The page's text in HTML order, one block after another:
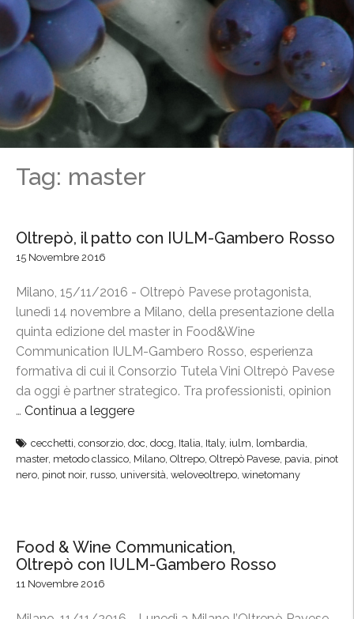
Tag: master
Oltrepò, il patto con IULM-Gambero Rosso
15 Novembre 2016
Milano, 15/11/2016 - Oltrepò Pavese protagonista,
lunedì 14 novembre a Milano, della presentazione della
quinta edizione del master in Food&Wine
Communication IULM-Gambero Rosso, esperienza
formativa di cui il Consorzio Tutela Vini Oltrepò Pavese
da oggi è partner strategico. Tra professionisti, opinion
… Continua a leggere
l
t
ò
,
cecchetti, consorzio, doc, docg, Italia, Italy, iulm, lombardia,
master, metodo classico, Milano, Oltrepo, Oltrepò Pavese, pavia, pinot
nero, pinot noir, russo, università, weloveoltrepo, winetomany
Food & Wine Communication,
Oltrepò con IULM-Gambero Rosso
11 Novembre 2016